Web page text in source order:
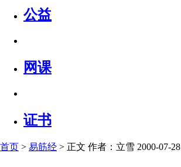
公益
网课
证书
首页 > 易筋经 > 正文 作者：立雪 2000-07-28